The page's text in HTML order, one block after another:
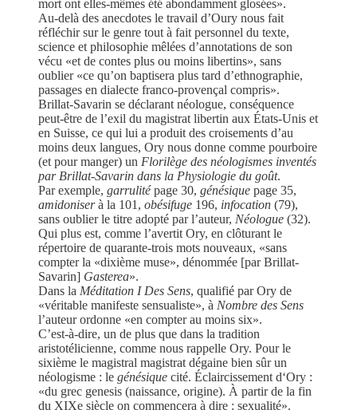
mort ont elles-mêmes été abondamment glosées».
Au-delà des anecdotes le travail d’Oury nous fait
réfléchir sur le genre tout à fait personnel du texte,
science et philosophie mêlées d’annotations de son
vécu «et de contes plus ou moins libertins», sans
oublier «ce qu’on baptisera plus tard d’ethnographie,
passages en dialecte franco-provençal compris».
Brillat-Savarin se déclarant néologue, conséquence
peut-être de l’exil du magistrat libertin aux États-Unis et
en Suisse, ce qui lui a produit des croisements d’au
moins deux langues, Ory nous donne comme pourboire
(et pour manger) un Florilège des néologismes inventés
par Brillat-Savarin dans la Physiologie du goût.
Par exemple, garrulitépage 30, génésique page 35,
amidoniserà la 101, obésifuge 196, infocation (79),
sans oublier le titre adopté par l’auteur, Néologue (32).
Qui plus est, comme l’avertit Ory, en clôturant le
répertoire de quarante-trois mots nouveaux, «sans
compter la «dixième muse», dénommée [par Brillat-
Savarin] Gasterea».
Dans la Méditation I Des Sens, qualifié par Ory de
«véritable manifeste sensualiste», à Nombre des Sens
l’auteur ordonne «en compter au moins six».
C’est-à-dire, un de plus que dans la tradition
aristotélicienne, comme nous rappelle Ory. Pour le
sixième le magistral magistrat dégaine bien sûr un
néologisme : le génésique cité. Éclaircissement d‘Ory :
«du grec genesis (naissance, origine). À partir de la fin
du XIXe siècle on commencera à dire : sexualité».